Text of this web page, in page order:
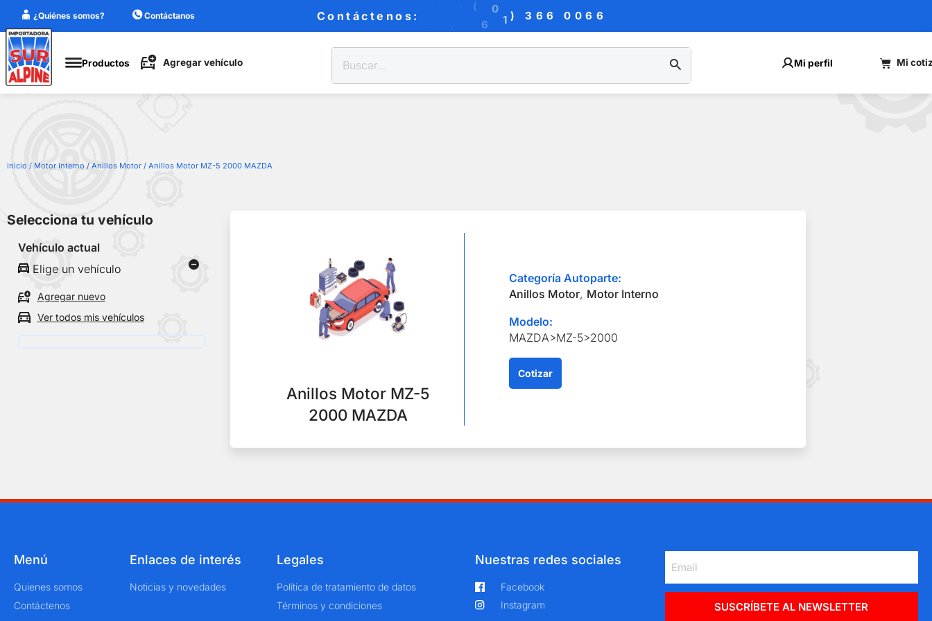
¿Quiénes somos? Contáctanos Contáctenos:
(
6
0
1
3
66 0 06 6
Productos Agregar vehículo Mi perfil
MarcaModelo
Guardar
un
Inicio / Motor Interno / Anillos Motor / Anillos Motor MZ-5 2000 MAZDA
Selecciona tu vehículo
Vehículo actual
Elige un vehículo
Agregar nuevo
Ver todos mis vehículos
Anillos Motor MZ-5
2000 MAZDA
Categoría Autoparte:
Anillos Motor, Motor Interno
Modelo:
MAZDA>MZ-5>2000
Cotizar
Menú
Quienes somos
Contáctenos
Enlaces de interés
Noticias y novedades
Legales
Política de tratamiento de datos
Términos y condiciones
Nuestras redes sociales
Facebook
Instagram
SUSCRÍBETE AL NEWSLETTER